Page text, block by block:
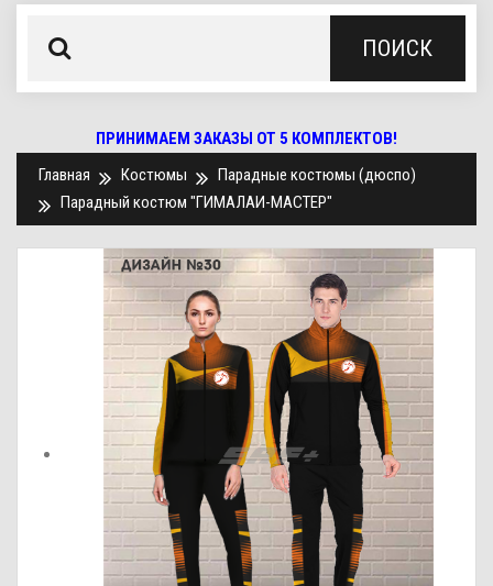
ПОИСК
ПРИНИМАЕМ ЗАКАЗЫ ОТ 5 КОМПЛЕКТОВ!
Главная
Костюмы
Парадные костюмы (дюспо)
Парадный костюм "ГИМАЛАИ-МАСТЕР"